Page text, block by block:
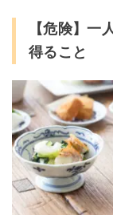
【危険】一
得ること